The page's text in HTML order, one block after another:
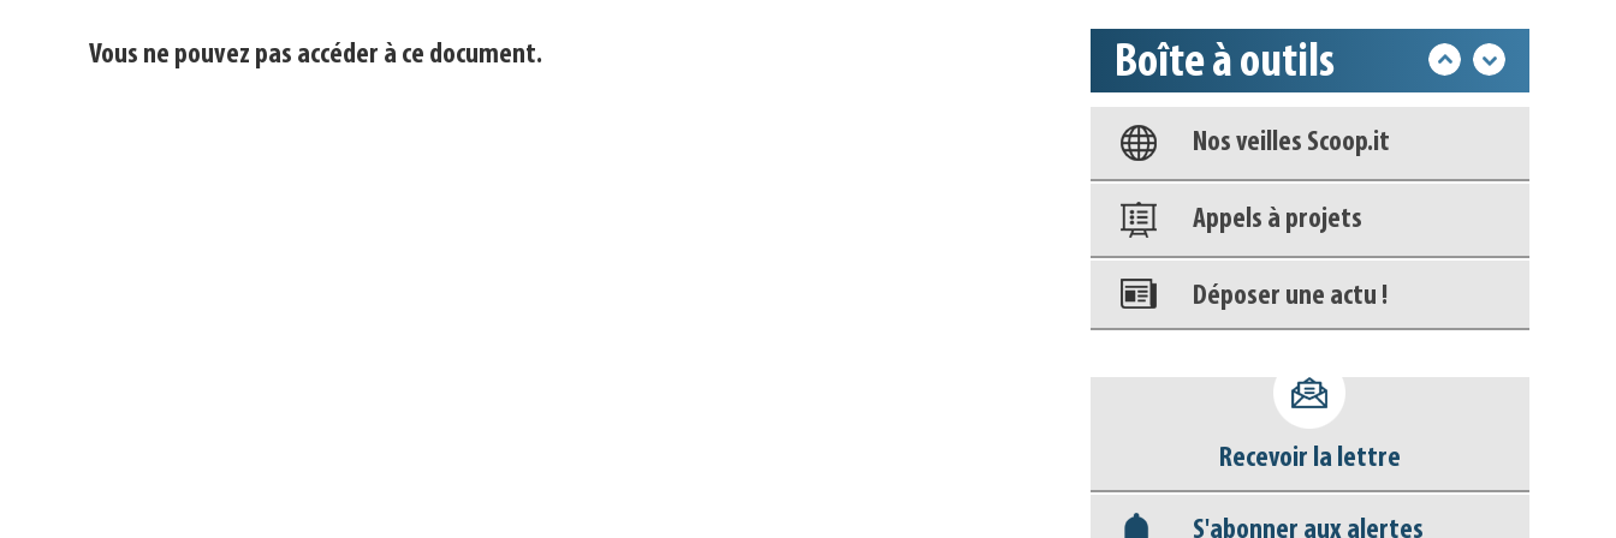
Vous ne pouvez pas accéder à ce document. Boîte à outils
Base documentaire
Nos veilles Scoop.it
Appels à projets
Déposer une actu !
déconnecter)
Base documentaire
Recevoir la lettre
S'abonner aux alertes